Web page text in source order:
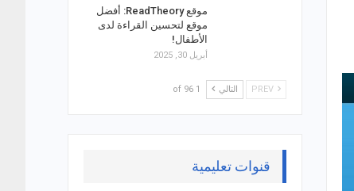
موقع ReadTheory: أفضل
موقع لتحسين القراءة لدى
الأطفال!
أبريل 30, 2025
التالي 1 of 96
قنوات تعليمية